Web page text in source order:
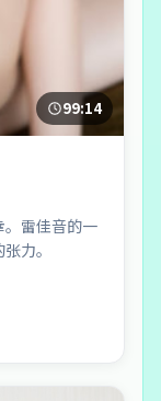
99:14
。雷佳音的一
力。